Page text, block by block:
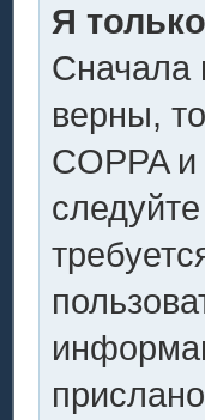
Я
Сначала
верны,
COPPA